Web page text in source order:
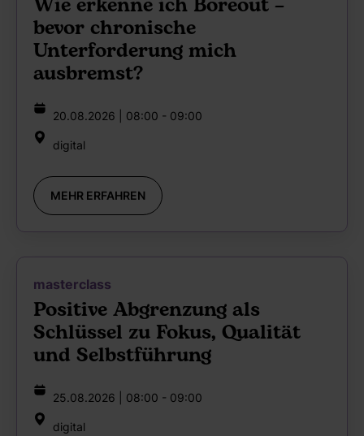
bevor chronische
Unterforderung mich
ausbremst?
20.08.2026 | 08:00 - 09:00
digital
MEHR ERFAHREN
masterclass
Positive Abgrenzung als
Schlüssel zu Fokus, Qualität
und Selbstführung
25.08.2026 | 08:00 - 09:00
digital